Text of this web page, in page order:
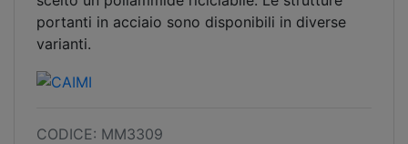
portanti in acciaio sono disponibili in diverse
varianti.
CODICE: MM3309